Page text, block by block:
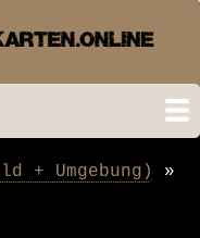
+ Umgebung)